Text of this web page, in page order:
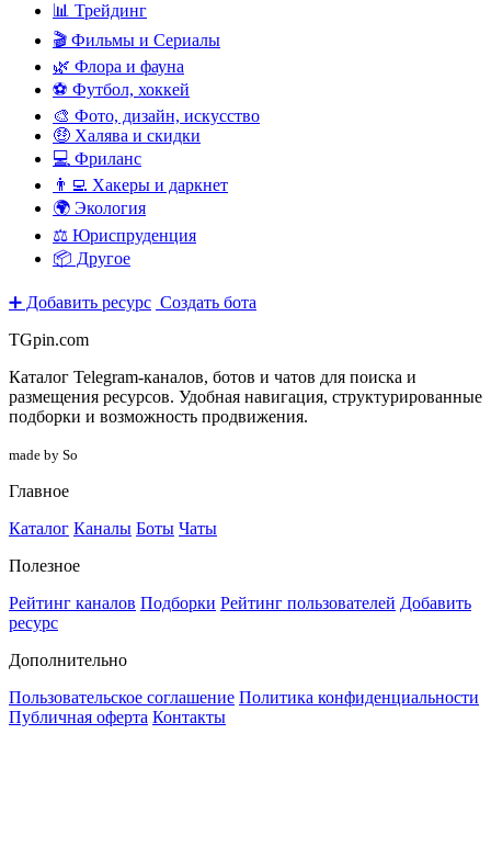
📊 Трейдинг
🎬 Фильмы и Сериалы
🌿 Флора и фауна
⚽ Футбол, хоккей
🎨 Фото, дизайн, искусство
🤑 Халява и скидки
💻 Фриланс
👨‍💻 Хакеры и даркнет
🌍 Экология
⚖️ Юриспруденция
📦 Другое
➕ Добавить ресурс Создать бота
TGpin.com
Каталог Telegram-каналов, ботов и чатов для поиска и
размещения ресурсов. Удобная навигация, структурированные
подборки и возможность продвижения.
made by So
Главное
Каталог Каналы Боты Чаты
Полезное
Рейтинг каналов Подборки Рейтинг пользователей Добавить
ресурс
Дополнительно
Пользовательское соглашение Политика конфиденциальности
Публичная оферта Контакты